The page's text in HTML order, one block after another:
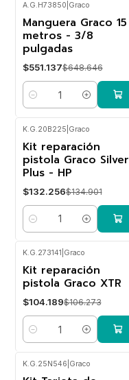
-15%
OFF
A.G.H73850 Graco
Manguera Graco 15
metros - 3/8
pulgadas
$551.137$648.646
Cantidad
-2%
OFF
K.G.20B225 Graco
Kit reparación
pistola Graco Silver
Plus - HP
$132.256$134.901
Cantidad
-2%
OFF
K.G.273141 Graco
Kit reparación
pistola Graco XTR
$104.189$106.273
Cantidad
-2%
K.G.25N546 Graco